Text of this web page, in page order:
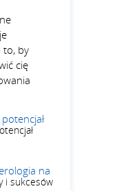
to, by
cię
na
i sukcesów